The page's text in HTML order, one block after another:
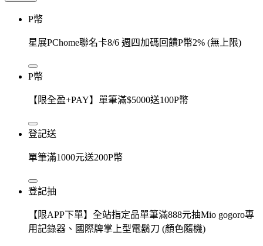
P幣
星展PChome聯名卡8/6 週四加碼回饋P幣2% (無上限)
P幣
【限全盈+PAY】單筆滿$5000送100P幣
登記送
單筆滿1000元送200P幣
登記抽
【限APP下單】全站指定品單筆滿888元抽Mio gogoro專
用記錄器、國際牌掌上型電鬍刀 (顏色隨機)